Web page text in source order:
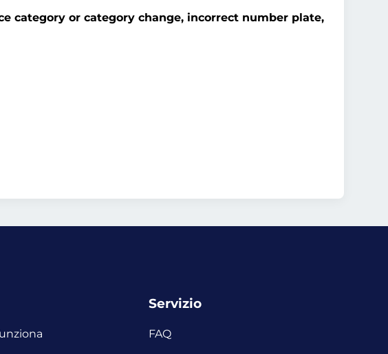
category or category change, incorrect number plate,
Servizio
FAQ